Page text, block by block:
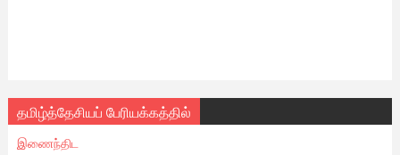
தமிழ்த்தேசியப் பேரியக்கத்தில்
இணைந்திட